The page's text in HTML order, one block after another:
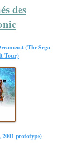
des
(The Sega
Tour)
2001 prototype)